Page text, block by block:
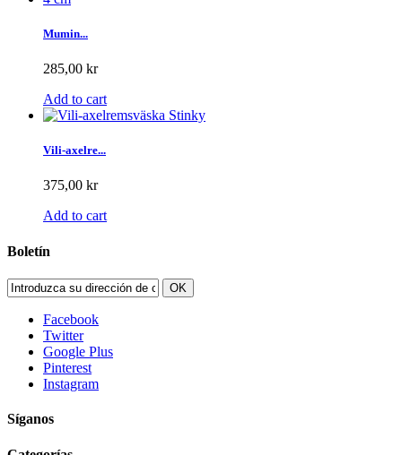
Mumin...
285,00 kr
Add to cart
Vili-axelre...
375,00 kr
Add to cart
Boletín
OK
Facebook
Twitter
Google Plus
Pinterest
Instagram
Síganos